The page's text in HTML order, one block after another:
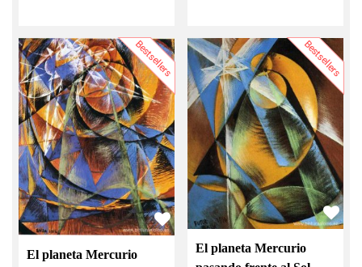
Bestsellers
El planeta Mercurio
Bestsellers
El planeta Mercurio